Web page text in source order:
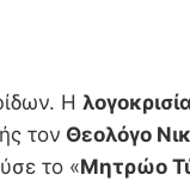
Η
τον Θεολόγο
το «Μητρώο